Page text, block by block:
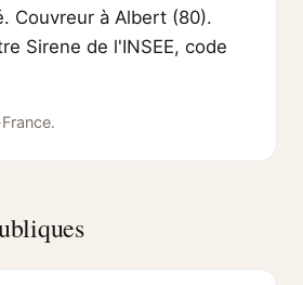
Couvreur à Albert (80).
Sirene de l'INSEE, code